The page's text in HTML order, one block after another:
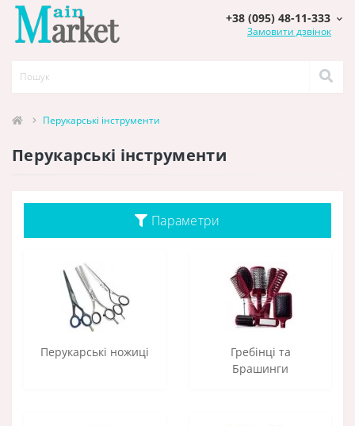
+38 (095) 48-11-333
Замовити дзвінок
Перукарcькі інструменти
Перукарcькі інструменти
Параметри
Перукарські ножиці
Гребінці та
Брашинги